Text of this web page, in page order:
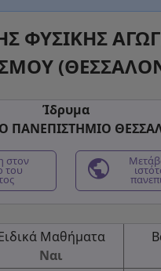
ΦΥΣΙΚΗΣ
Ίδρυμα
ΠΑΝΕΠΙΣΤΗΜΙΟ
στον
του public
Μαθήματα
Ναι